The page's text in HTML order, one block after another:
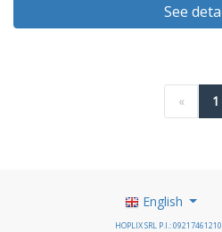
See
« 1
English
HOPLIX SRL P.I.: